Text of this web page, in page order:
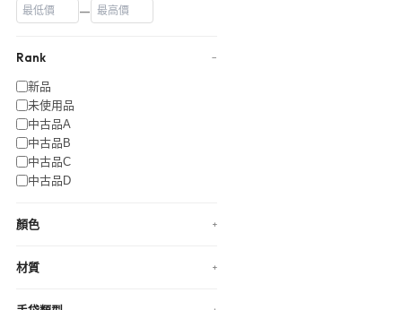
—
Rank −
新品
未使用品
中古品A
中古品B
中古品C
中古品D
顏色 +
材質 +